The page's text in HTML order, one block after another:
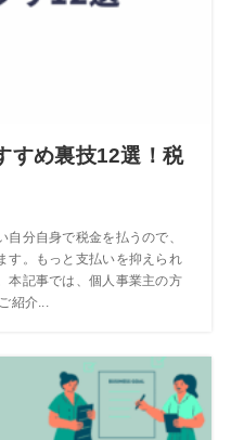
すめ裏技12選！税
分自身で税金を払うので、
す。もっと支払いを抑えられ
本記事では、個人事業主の方
紹介...